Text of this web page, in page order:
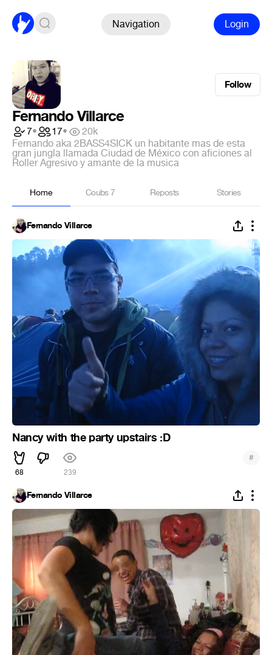
Navigation Login
Follow
Fernando Villarce
7• 17•
20k
Fernando aka 2BASS4SICK un habitante mas de esta
gran jungla llamada Ciudad de México con aficiones al
Roller Agresivo y amante de la musica
Home Coubs7 Reposts Stories
Fernando Villarce
Nancy with the party upstairs :D
68 239
#
Fernando Villarce